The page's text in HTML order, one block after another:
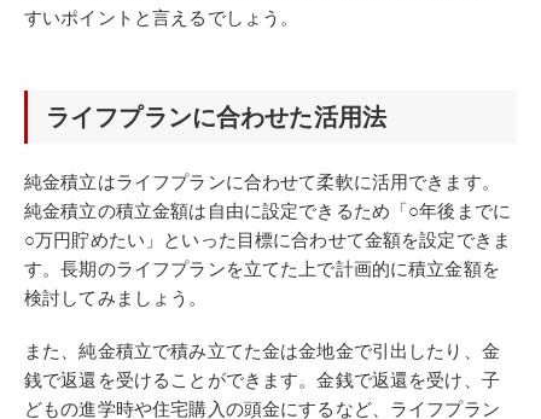
すいポイントと言えるでしょう。
ライフプランに合わせた活用法
純金積立はライフプランに合わせて柔軟に活用できます。
純金積立の積立金額は自由に設定できるため「○年後までに
○万円貯めたい」といった目標に合わせて金額を設定できま
す。長期のライフプランを立てた上で計画的に積立金額を
検討してみましょう。
また、純金積立で積み立てた金は金地金で引出したり、金
銭で返還を受けることができます。金銭で返還を受け、子
どもの進学時や住宅購入の頭金にするなど、ライフプラン